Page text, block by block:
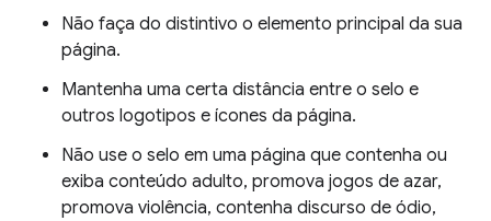
Não faça do distintivo o elemento principal da sua
página.
Mantenha uma certa distância entre o selo e
outros logotipos e ícones da página.
Não use o selo em uma página que contenha ou
exiba conteúdo adulto, promova jogos de azar,
promova violência, contenha discurso de ódio,